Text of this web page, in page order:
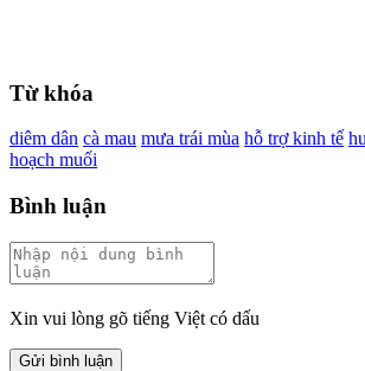
Từ khóa
diêm dân cà mau mưa trái mùa hỗ trợ kinh tế
hoạch muối
Bình luận
Xin vui lòng gõ tiếng Việt có dấu
Gửi bình luận